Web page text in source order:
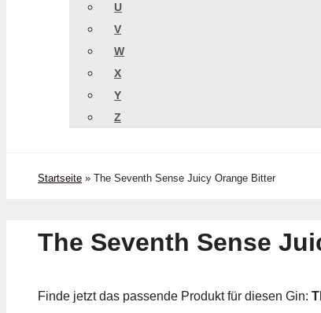
U
V
W
X
Y
Z
Startseite » The Seventh Sense Juicy Orange Bitter
The Seventh Sense
Finde jetzt das passende Produkt für diesen Gin: